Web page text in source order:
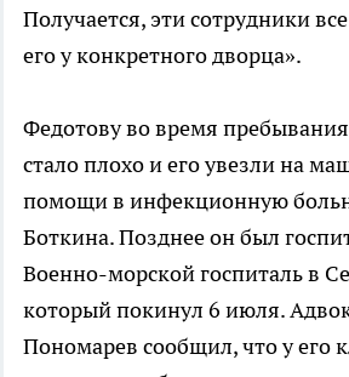
Получается, эти сотрудники
его у конкретного дворца».
Федотову во время
стало плохо и его увезли на
помощи в инфекционную
Боткина. Позднее он был
Военно-морской госпиталь в
который покинул 6 июля.
Пономарев сообщил, что у его